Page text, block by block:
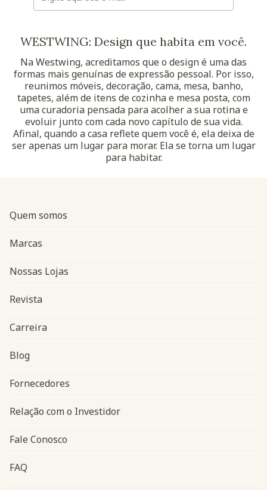
WESTWING: Design que habita em você.
Na Westwing, acreditamos que o design é uma das
formas mais genuínas de expressão pessoal. Por isso,
reunimos móveis, decoração, cama, mesa, banho,
tapetes, além de itens de cozinha e mesa posta, com
uma curadoria pensada para acolher a sua rotina e
evoluir junto com cada novo capítulo de sua vida.
Afinal, quando a casa reflete quem você é, ela deixa de
ser apenas um lugar para morar. Ela se torna um lugar
para habitar.
Navegação do rodapé
Quem somos
Marcas
Nossas Lojas
Revista
Carreira
Blog
Fornecedores
Relação com o Investidor
Fale Conosco
FAQ